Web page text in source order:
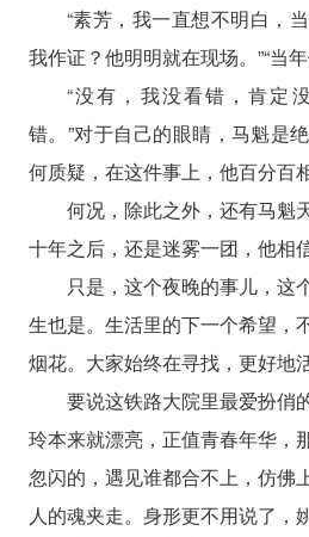
“素芳，我一直想不明白，
我作证？他明明就在现场。”“当
“没有，我没看错，肯定
错。”对于自己的眼睛，马魁是
何质疑，在这件事上，他百分百
何况，除此之外，还有马魁
十年之后，还是迷雾一团，他相
只是，这个夜晚的事儿，这
生也是。生活里的下一个希望，
烟花。大家始终在寻找，更好地
要说这铁路大院里最爱扮俏
玲本来就漂亮，正值青春年华，
忽闪的，遇见谁都合不上，仿佛
人的魂夹走。身形更不用说了，